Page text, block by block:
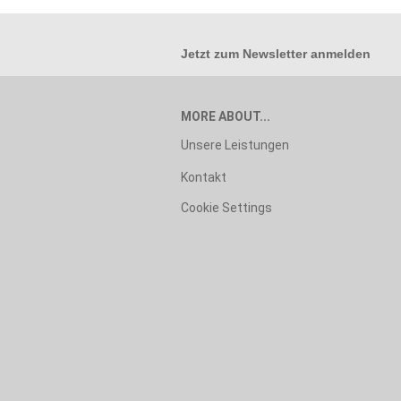
Jetzt zum Newsletter anmelden
MORE ABOUT...
Unsere Leistungen
Kontakt
Cookie Settings